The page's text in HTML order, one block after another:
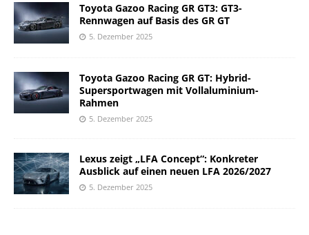
Toyota Gazoo Racing GR GT3: GT3-
Rennwagen auf Basis des GR GT
5. Dezember 2025
Toyota Gazoo Racing GR GT: Hybrid-
Supersportwagen mit Vollaluminium-
Rahmen
5. Dezember 2025
Lexus zeigt „LFA Concept“: Konkreter
Ausblick auf einen neuen LFA 2026/2027
5. Dezember 2025